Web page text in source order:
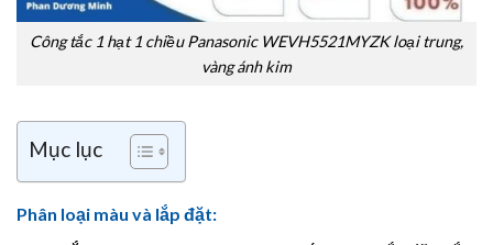
Công tắc 1 hạt 1 chiều Panasonic WEVH5521MYZK loại trung,
vàng ánh kim
Mục lục
Phân loại màu và lắp đặt: